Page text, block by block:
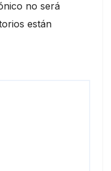
no será
están